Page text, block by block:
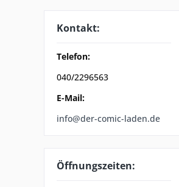
Kontakt:
Telefon:
040/2296563
E-Mail:
info@der-comic-laden.de
Öffnungszeiten: